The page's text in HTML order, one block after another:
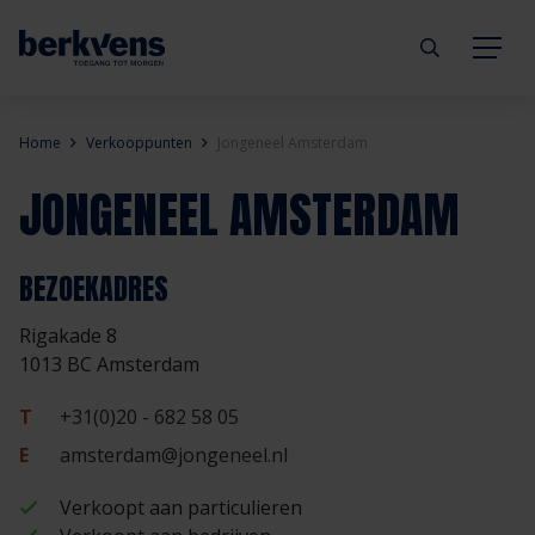
Deuren
Hang- & sluitwerk
Diensten
Technische documentatie
Eengezinswoning
Utiliteitsgebouw
Prefab woning
Aannemer
Projectontwikkelaar
Handelspartner
Inbraakwerend
Geluidwerend
Rookwerend
mijndeur.nl
Inspiratie
Verkooppunten
Veelgestelde vragen
Blog
Duurzaamheid
GND Garantiedeuren
Werken bij Berkvens
Home Verkooppunten Jongeneel Amsterdam
JONGENEEL AMSTERDAM
BEZOEKADRES
Rigakade 8
1013 BC Amsterdam
T
+31(0)20 - 682 58 05
E
amsterdam@jongeneel.nl
Verkoopt aan particulieren